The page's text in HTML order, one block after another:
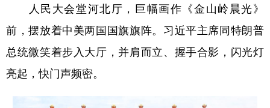
食品 人居 信息化 数字经济
学术中国 乡村振兴 银龄 溯源中国
城市 旅游
人民大会堂河北厅，巨幅画作《金山岭晨光》
前，摆放着中美两国国旗旗阵。习近平主席同特朗普
总统微笑着步入大厅，并肩而立、握手合影，闪光灯
亮起，快门声频密。